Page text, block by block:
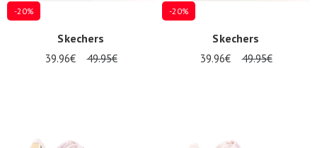
-20%
Skechers
39.96€ 49.95€
-20%
Skechers
39.96€ 49.95€